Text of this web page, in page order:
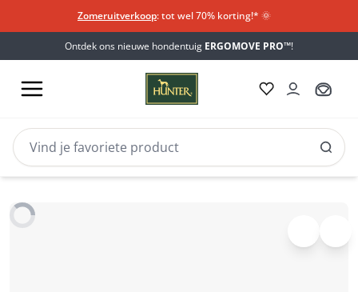
Zomeruitverkoop: tot wel 70% korting!*​ 🌞
Ontdek ons nieuwe hondentuig ERGOMOVE PRO™!